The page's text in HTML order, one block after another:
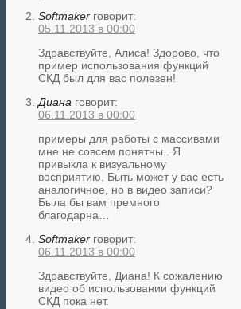
Softmaker говорит:
05.11.2013 в 00:00
Здравствуйте, Алиса! Здорово, что
пример использования функций
СКД был для вас полезен!
Диана говорит:
06.11.2013 в 00:00
примеры для работы с массивами
мне не совсем понятны.. Я
привыкла к визуальному
восприятию. Быть может у вас есть
аналогичное, но в видео записи?
Была бы вам премного
благодарна…
Softmaker говорит:
06.11.2013 в 00:00
Здравствуйте, Диана! К сожалению
видео об использовании функций
СКД пока нет.